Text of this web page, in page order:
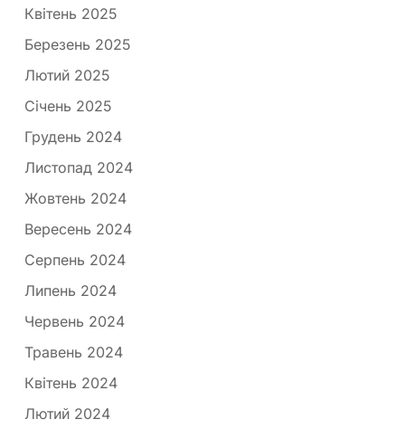
Квітень 2025
Березень 2025
Лютий 2025
Січень 2025
Грудень 2024
Листопад 2024
Жовтень 2024
Вересень 2024
Серпень 2024
Липень 2024
Червень 2024
Травень 2024
Квітень 2024
Лютий 2024